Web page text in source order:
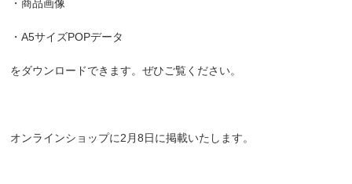
・商品画像
・A5サイズPOPデータ
をダウンロードできます。ぜひご覧ください。
オンラインショップに2月8日に掲載いたします。